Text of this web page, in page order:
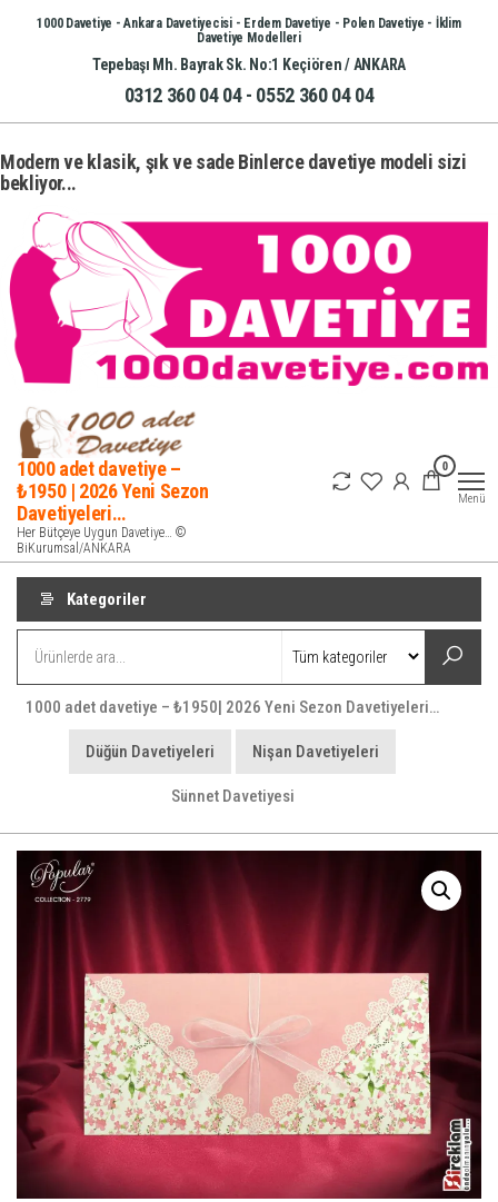
İçeriğe1000 Davetiye - Ankara Davetiyecisi - Erdem Davetiye - Polen Davetiye - İklim
Davetiye Modelleri
Tepebaşı Mh. Bayrak Sk. No:1 Keçiören / ANKARA
0312 360 04 04 - 0552 360 04 04
Modern ve klasik, şık ve sade Binlerce davetiye modeli sizi
bekliyor...
1000 adet davetiye –
₺1950 | 2026 Yeni Sezon
Davetiyeleri…
Her Bütçeye Uygun Davetiye… ©
BiKurumsal/ANKARA
0
Menü
Kategoriler
1000 adet davetiye – ₺1950| 2026 Yeni Sezon Davetiyeleri…
Düğün Davetiyeleri Nişan Davetiyeleri
Sünnet Davetiyesi